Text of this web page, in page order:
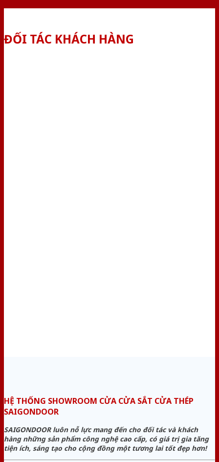
ĐỐI TÁC KHÁCH HÀNG
HỆ THỐNG SHOWROOM CỬA CỬA SẮT CỬA THÉP
SAIGONDOOR
SAIGONDOOR luôn nỗ lực mang đến cho đối tác và khách
hàng những sản phẩm công nghệ cao cấp, có giá trị gia tăng
tiện ích, sáng tạo cho cộng đồng một tương lai tốt đẹp hơn!